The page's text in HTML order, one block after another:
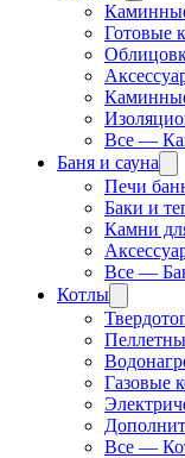
Готовые
Все —
Баня и сауна
Печи
Баки и
Камни
Все —
Котлы
Газовые
Все —